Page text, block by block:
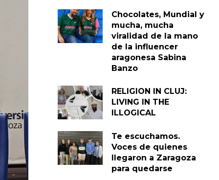
Chocolates, Mundial y
mucha, mucha
viralidad de la mano
de la influencer
aragonesa Sabina
Banzo
RELIGION IN CLUJ:
LIVING IN THE
ILLOGICAL
Te escuchamos.
Voces de quienes
llegaron a Zaragoza
para quedarse